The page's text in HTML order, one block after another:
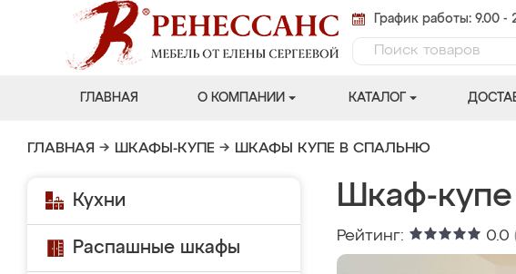
График работы: 9.00 -
ГЛАВНАЯ О КОМПАНИИ КАТАЛОГ
ГЛАВНАЯ → ШКАФЫ-КУПЕ → ШКАФЫ КУПЕ В СПАЛЬНЮ
Кухни
Распашные шкафы
Шкаф-
Рейтинг: 0.0 (